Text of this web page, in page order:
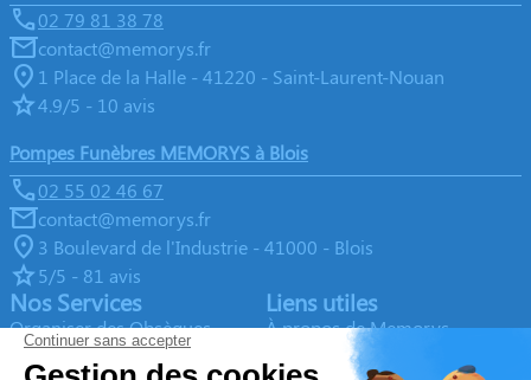
02 79 81 38 78
contact@memorys.fr
1 Place de la Halle - 41220 - Saint-Laurent-Nouan
4.9/5 - 10 avis
Pompes Funèbres MEMORYS à Blois
02 55 02 46 67
contact@memorys.fr
3 Boulevard de l'Industrie - 41000 - Blois
5/5 - 81 avis
Nos Services
Organiser des Obsèques
Prévoir ses obsèques
Liens utiles
À propos de Memorys
Demande de rendez-vous en